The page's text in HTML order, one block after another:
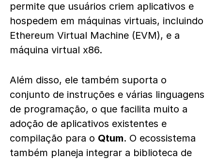
permite que usuários criem aplicativos e
hospedem em máquinas virtuais, incluindo
Ethereum Virtual Machine (EVM), e a
máquina virtual x86.
Além disso, ele também suporta o
conjunto de instruções e várias linguagens
de programação, o que facilita muito a
adoção de aplicativos existentes e
compilação para o Qtum. O ecossistema
também planeja integrar a biblioteca de